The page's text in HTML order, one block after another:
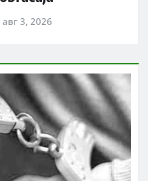
авг 3, 2026